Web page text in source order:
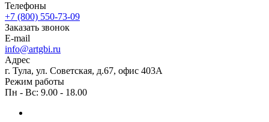
Телефоны
+7 (800) 550-73-09
Заказать звонок
E-mail
info@artgbi.ru
Адрес
г. Тула, ул. Советская, д.67, офис 403А
Режим работы
Пн - Вс: 9.00 - 18.00